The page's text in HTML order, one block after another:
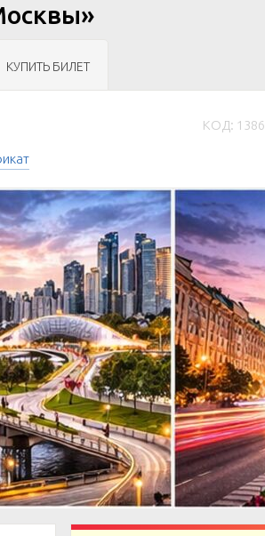
КУПИТЬ БИЛЕТ
КОД: 1386